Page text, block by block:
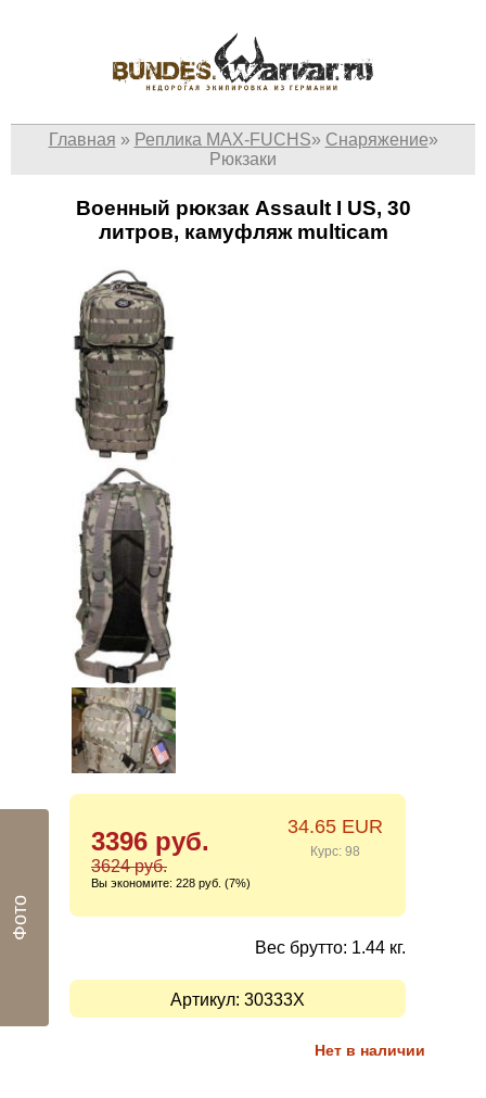
Главная » Реплика MAX-FUCHS» Снаряжение»
Рюкзаки
Военный рюкзак Assault I US, 30
литров, камуфляж multicam
3396 руб.
3624 руб.
Вы экономите: 228 руб. (7%)
34.65 EUR
Курс: 98
Вес брутто: 1.44 кг.
Артикул: 30333X
Нет в наличии
Фото